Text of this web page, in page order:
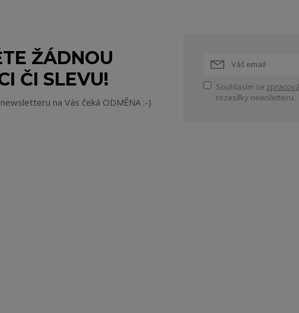
ŽÁDNOU
ČI SLEVU!
na Vás čeká ODMĚNA :-)
Souhlasím se
rozesílky newsletteru.